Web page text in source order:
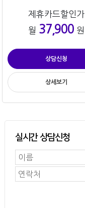
제휴카드할인가
월 37,900원
상담신청
상세보기
실시간 상담신청